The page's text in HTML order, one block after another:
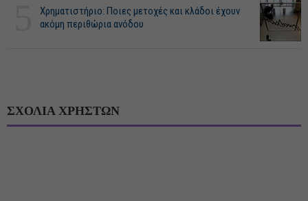
Χρηματιστήριο: Ποιες μετοχές και κλάδοι έχουν
ακόμη περιθώρια ανόδου
ΣΧΟΛΙΑ ΧΡΗΣΤΩΝ